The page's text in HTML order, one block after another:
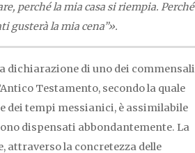
perché la mia casa si riempia. Perché
gusterà la mia cena”».
dichiarazione di uno dei commensali
Testamento, secondo la quale
dei tempi messianici, è assimilabile
dispensati abbondantemente. La
attraverso la concretezza delle